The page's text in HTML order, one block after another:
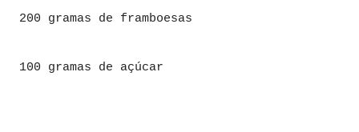
200 gramas de framboesas
100 gramas de açúcar